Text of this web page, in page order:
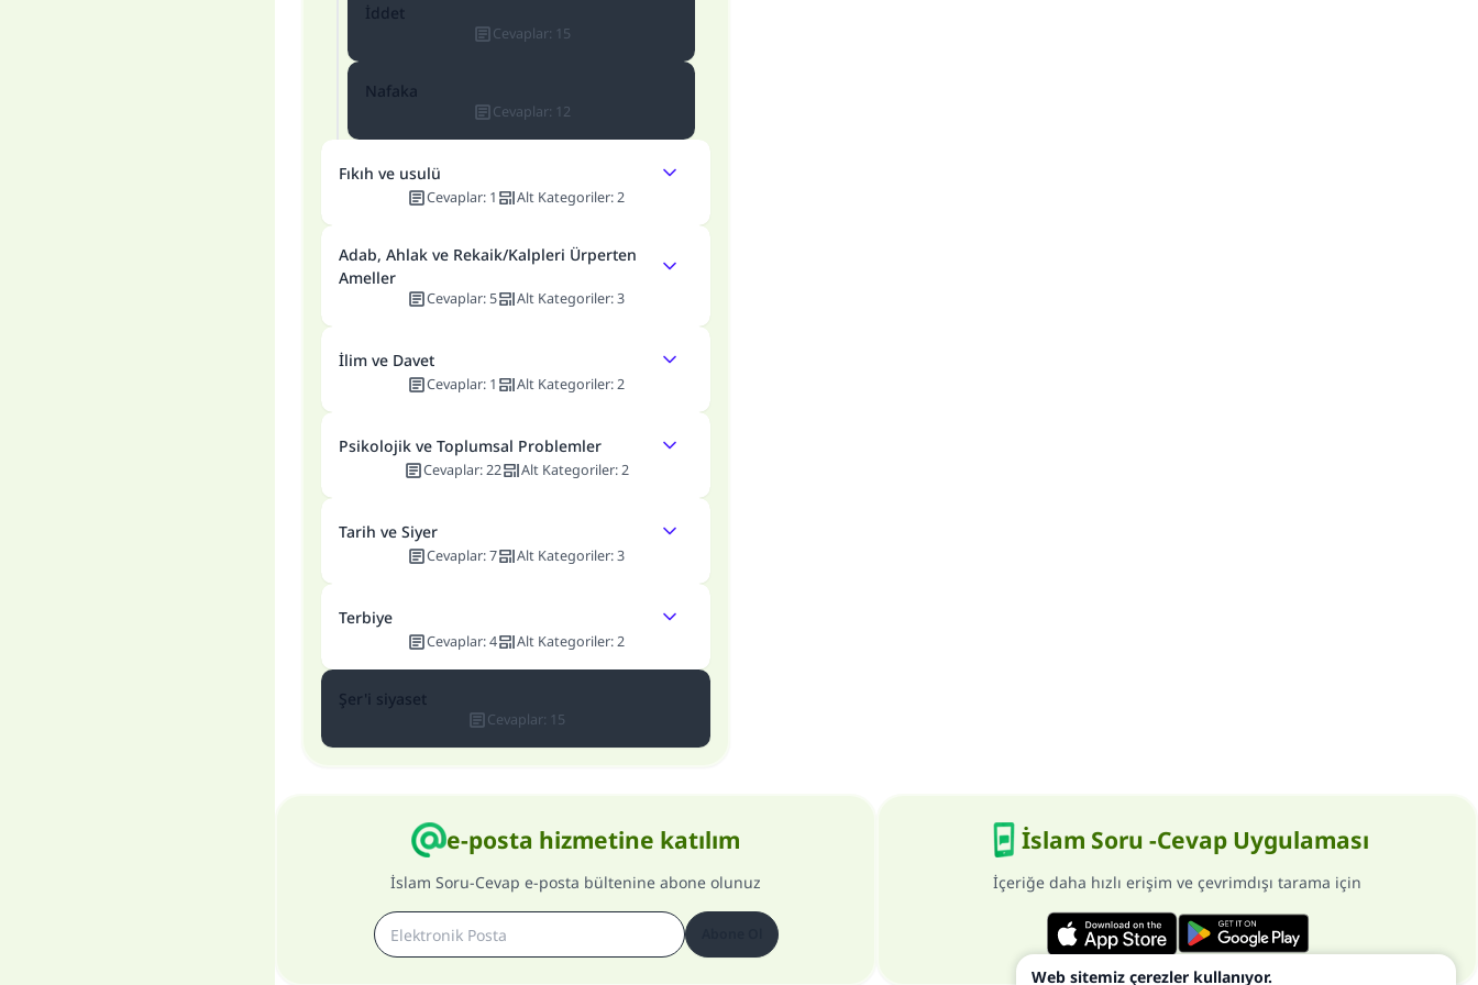
İddet
Cevaplar: 15
Nafaka
Cevaplar: 12
Fıkıh ve usulü
Cevaplar: 1 Alt Kategoriler:2
Adab, Ahlak ve Rekaik/Kalpleri Ürperten
Ameller
Cevaplar:5 Alt Kategoriler:3
İlim ve Davet
Cevaplar: 1 Alt Kategoriler:2
Psikolojik ve Toplumsal Problemler
Cevaplar:22 Alt Kategoriler: 2
Tarih ve Siyer
Cevaplar:7 Alt Kategoriler:3
Terbiye
Cevaplar:4 Alt Kategoriler:2
Şer'i siyaset
Cevaplar: 15
e-posta hizmetine katılım
İslam Soru-Cevap e-posta bültenine abone olunuz
İslam Soru -Cevap Uygulaması
İçeriğe daha hızlı erişim ve çevrimdışı tarama için
Web sitemiz çerezler kullanıyor.